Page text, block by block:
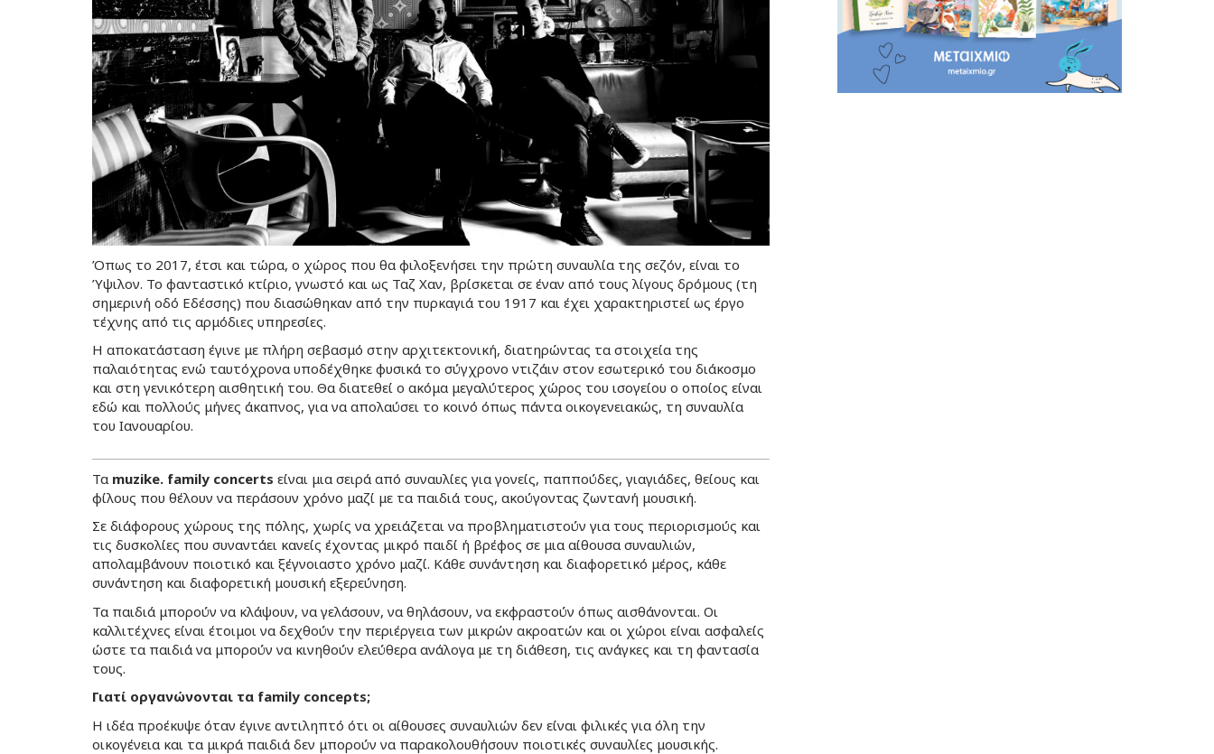
Όπως το 2017, έτσι και τώρα, ο χώρος που θα φιλοξενήσει την πρώτη συναυλία της σεζόν, είναι το
Ύψιλον. Το φανταστικό κτίριο, γνωστό και ως Ταζ Χαν, βρίσκεται σε έναν από τους λίγους δρόμους (τη
σημερινή οδό Εδέσσης) που διασώθηκαν από την πυρκαγιά του 1917 και έχει χαρακτηριστεί ως έργο
τέχνης από τις αρμόδιες υπηρεσίες.
Η αποκατάσταση έγινε με πλήρη σεβασμό στην αρχιτεκτονική, διατηρώντας τα στοιχεία της
παλαιότητας ενώ ταυτόχρονα υποδέχθηκε φυσικά το σύγχρονο ντιζάιν στον εσωτερικό του διάκοσμο
και στη γενικότερη αισθητική του. Θα διατεθεί ο ακόμα μεγαλύτερος χώρος του ισογείου ο οποίος είναι
εδώ και πολλούς μήνες άκαπνος, για να απολαύσει το κοινό όπως πάντα οικογενειακώς, τη συναυλία
του Ιανουαρίου.
Τα muzike. family concerts είναι μια σειρά από συναυλίες για γονείς, παππούδες, γιαγιάδες, θείους και
φίλους που θέλουν να περάσουν χρόνο μαζί με τα παιδιά τους, ακούγοντας ζωντανή μουσική.
Σε διάφορους χώρους της πόλης, χωρίς να χρειάζεται να προβληματιστούν για τους περιορισμούς και
τις δυσκολίες που συναντάει κανείς έχοντας μικρό παιδί ή βρέφος σε μια αίθουσα συναυλιών,
απολαμβάνουν ποιοτικό και ξέγνοιαστο χρόνο μαζί. Κάθε συνάντηση και διαφορετικό μέρος, κάθε
συνάντηση και διαφορετική μουσική εξερεύνηση.
Τα παιδιά μπορούν να κλάψουν, να γελάσουν, να θηλάσουν, να εκφραστούν όπως αισθάνονται. Οι
καλλιτέχνες είναι έτοιμοι να δεχθούν την περιέργεια των μικρών ακροατών και οι χώροι είναι ασφαλείς
ώστε τα παιδιά να μπορούν να κινηθούν ελεύθερα ανάλογα με τη διάθεση, τις ανάγκες και τη φαντασία
τους.
Γιατί οργανώνονται τα family conceρts;
Η ιδέα προέκυψε όταν έγινε αντιληπτό ότι οι αίθουσες συναυλιών δεν είναι φιλικές για όλη την
οικογένεια και τα μικρά παιδιά δεν μπορούν να παρακολουθήσουν ποιοτικές συναυλίες μουσικής.